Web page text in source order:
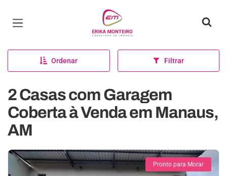
Página inicial
Ordenar Filtrar
2 Casas com Garagem
Coberta à Venda em Manaus,
AM
Pronto para Morar